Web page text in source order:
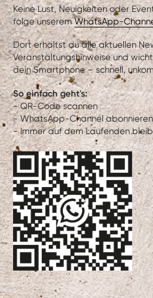
Keine Lust, Neuigkeiten oder
folge unseremWhatsApp-
Dort erhältst du alle aktuellen
Veranstaltungshinweise und
dein Smartphone – schnell,
So einfach geht's:
- QR-Code scannen
- WhatsApp-Channel abonnieren
- Immer auf dem Laufenden